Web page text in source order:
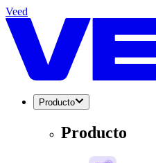
Veed
Producto
Producto